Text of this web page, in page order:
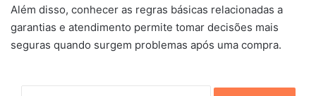
Além disso, conhecer as regras básicas relacionadas a
garantias e atendimento permite tomar decisões mais
seguras quando surgem problemas após uma compra.